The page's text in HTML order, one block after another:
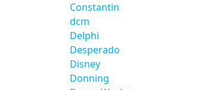
Constantin
dcm
Delphi
Desperado
Disney
Donning